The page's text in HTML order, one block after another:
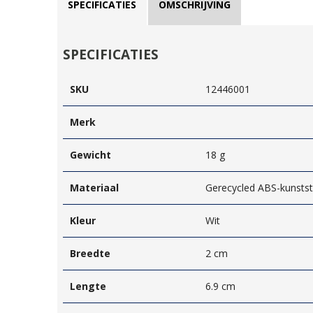
SPECIFICATIES OMSCHRIJVING
SPECIFICATIES
SKU 12446001
Merk
Gewicht 18 g
Materiaal Gerecycled ABS-
Kleur Wit
Breedte 2 cm
Lengte 6.9 cm